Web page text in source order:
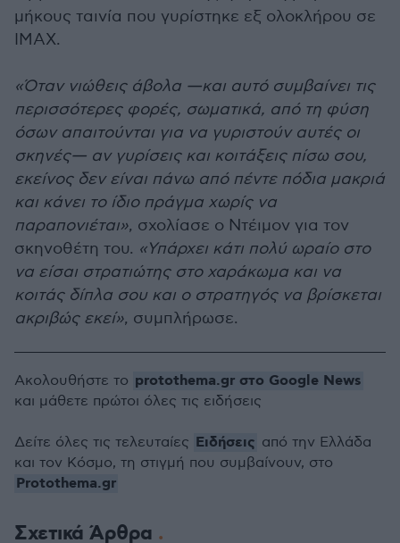
μήκους ταινία που γυρίστηκε εξ ολοκλήρου σε
IMAX.
«Όταν νιώθεις άβολα —και αυτό συμβαίνει τις
περισσότερες φορές, σωματικά, από τη φύση
όσων απαιτούνται για να γυριστούν αυτές οι
σκηνές— αν γυρίσεις και κοιτάξεις πίσω σου,
εκείνος δεν είναι πάνω από πέντε πόδια μακριά
και κάνει το ίδιο πράγμα χωρίς να
παραπονιέται», σχολίασε ο Ντέιμον για τον
σκηνοθέτη του. «Υπάρχει κάτι πολύ ωραίο στο
να είσαι στρατιώτης στο χαράκωμα και να
κοιτάς δίπλα σου και ο στρατηγός να βρίσκεται
ακριβώς εκεί», συμπλήρωσε.
Σχετικά Άρθρα
Ακολουθήστε το protothema.gr στο Google News
και μάθετε πρώτοι όλες τις ειδήσεις
Δείτε όλες τις τελευταίες Ειδήσεις από την Ελλάδα
και τον Κόσμο, τη στιγμή που συμβαίνουν, στο
Protothema.gr